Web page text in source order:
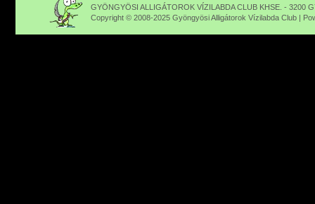
GYÖNGYÖSI ALLIGÁTOROK VÍZILABDA CLUB KHSE. - 3200
Copyright © 2008-2025 Gyöngyösi Alligátorok Vízilabda Club |